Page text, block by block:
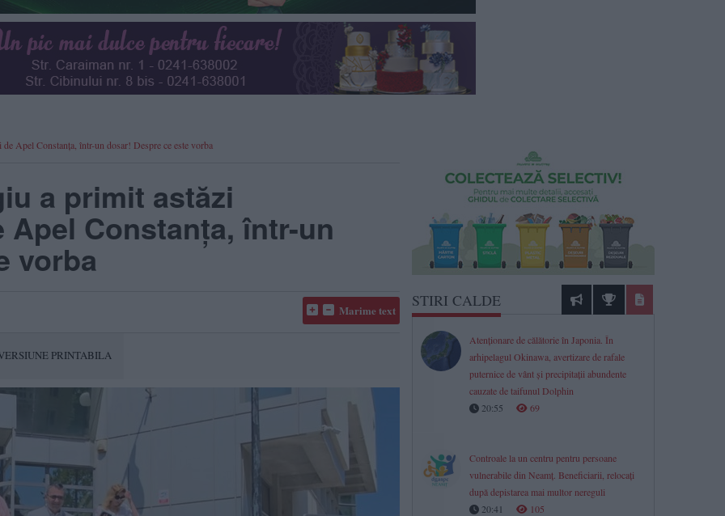
Apel Constanța, într-un dosar! Despre ce este vorba
a primit astăzi
Constanța, într-un
vorba
Marime text
PRINTABILA
STIRI CALDE
Atenționare de călătorie în Japonia. În
arhipelagul Okinawa, avertizare de rafale
puternice de vânt și precipitații abundente
cauzate de taifunul Dolphin
20:55
69
Controale la un centru pentru persoane
vulnerabile din Neamț. Beneficiarii, relocați
după depistarea mai multor nereguli
20:41
105